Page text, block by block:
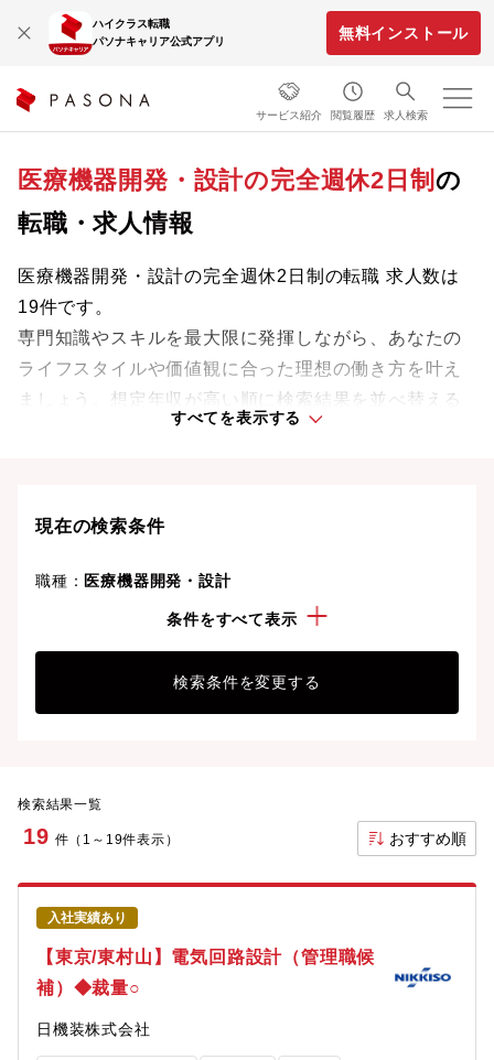
ハイクラス転職
パソナキャリア公式アプリ
無料インストール
サービス紹介 閲覧履歴 求人検索
医療機器開発・設計の完全週休2日制 の
転職・求人情報
医療機器開発・設計の完全週休2日制の転職 求人数は
19件です。
専門知識やスキルを最大限に発揮しながら、あなたの
ライフスタイルや価値観に合った理想の働き方を叶え
ましょう。想定年収が高い順に検索結果を並べ替える
すべてを表示する
現在の検索条件
職種： 医療機器開発・設計
完全週休2日制
条件をすべて表示
検索条件を変更する
検索結果一覧
19 件（1～19件表示） おすすめ順
入社実績あり
【東京/東村山】電気回路設計（管理職候
補）◆裁量○
日機装株式会社